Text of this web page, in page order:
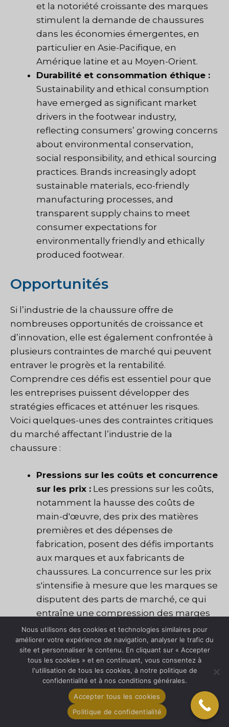
et la notoriété croissante des marques
stimulent la demande de chaussures
dans les économies émergentes, en
particulier en Asie-Pacifique, en
Amérique latine et au Moyen-Orient.
Durabilité et consommation éthique :
Sustainability and ethical consumption
have emerged as significant market
drivers in the footwear industry,
reflecting consumers’ growing concerns
about environmental conservation,
social responsibility, and ethical sourcing
practices. Brands increasingly adopt
sustainable materials, eco-friendly
manufacturing processes, and
transparent supply chains to meet
consumer expectations for
environmentally friendly and ethically
produced footwear.
Opportunités
Si l’industrie de la chaussure offre de
nombreuses opportunités de croissance et
d’innovation, elle est également confrontée à
plusieurs contraintes de marché qui peuvent
entraver le progrès et la rentabilité.
Comprendre ces défis est essentiel pour que
les entreprises puissent développer des
stratégies efficaces et atténuer les risques.
Voici quelques-unes des contraintes critiques
du marché affectant l’industrie de la
chaussure :
Pressions sur les coûts et concurrence
sur les prix : Les pressions sur les coûts,
notamment la hausse des coûts de
main-d'œuvre, des prix des matières
premières et des dépenses de
fabrication, posent des défis importants
aux marques et aux fabricants de
chaussures. La concurrence sur les prix
s'intensifie à mesure que les marques se
disputent des parts de marché, ce qui
entraîne une compression des marges
et des problèmes de rentabilité.
Contrefaçon et atteinte à la propriété
intellectuelle :La contrefaçon et les
atteintes à la propriété intellectuelle
constituent des menaces importantes
pour l'industrie de la chaussure, sapant
l'intégrité de la marque, ses revenus et la
Nous utilisons des cookies et technologies similaires pour
améliorer votre expérience de navigation, analyser le trafic du
site et personnaliser le contenu. En cliquant sur « Accepter
tous les cookies » et en continuant, vous consentez à
l'utilisation de tous les cookies, à notre politique de
confidentialité et à nos conditions générales.
Accepter tous les cookies
Politique de confidentialité